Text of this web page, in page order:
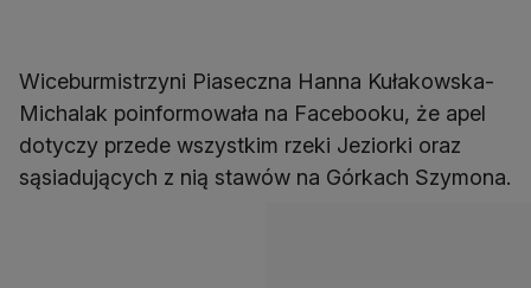
Wiceburmistrzyni Piaseczna Hanna Kułakowska-
Michalak poinformowała na Facebooku, że apel
dotyczy przede wszystkim rzeki Jeziorki oraz
sąsiadujących z nią stawów na Górkach Szymona.